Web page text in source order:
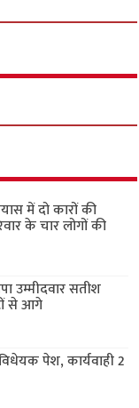
में दो कारों की
के चार लोगों की
उम्मीदवार सतीश
से आगे
पेश, कार्यवाही 2